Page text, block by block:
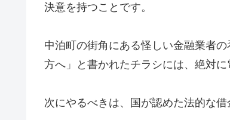
決意を持つことです。
中泊町の街角にある怪しい金融業者
方へ」と書かれたチラシには、絶対に
次にやるべきは、国が認めた法的な